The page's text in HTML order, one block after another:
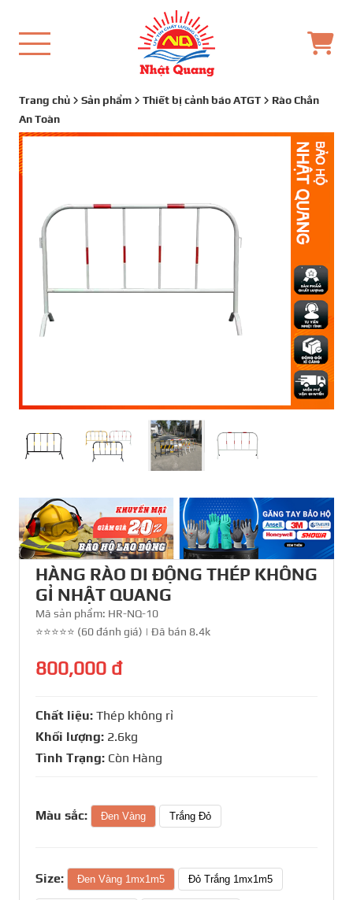
Trang chủ Sản phẩm Thiết bị cảnh báo ATGT
Rào Chắn
An Toàn
HÀNG RÀO DI ĐỘNG THÉP KHÔNG
GỈ NHẬT QUANG
Mã sản phẩm: HR-NQ-10
⭐⭐⭐⭐⭐ (60 đánh giá) | Đã bán 8.4k
800,000 đ
Chất liệu: Thép không rỉ
Khối lượng: 2.6kg
Tình Trạng: Còn Hàng
Màu sắc: Đen Vàng Trắng Đỏ
Size: Đen Vàng 1mx1m5 Đỏ Trắng 1mx1m5